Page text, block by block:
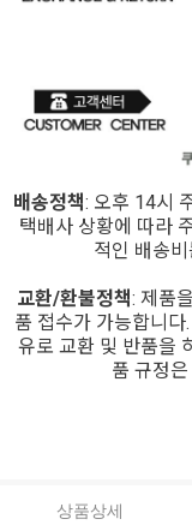
배송정책: 오후 14시
택배사 상황에 따라
적인 배송
교환/환불정책: 제품
품 접수가 가능합니
유로 교환 및 반품을
품 규정
상품상세